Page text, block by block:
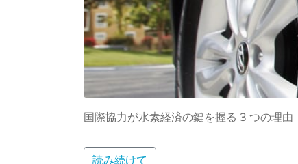
国際協力が水素経済の鍵を握る 3 つの理由
読み続けて